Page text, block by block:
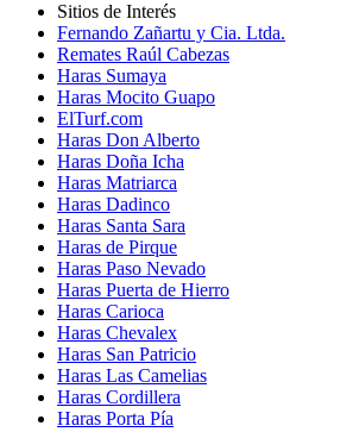
Sitios de Interés
Fernando Zañartu y Cia. Ltda.
Remates Raúl Cabezas
Haras Sumaya
Haras Mocito Guapo
ElTurf.com
Haras Don Alberto
Haras Doña Icha
Haras Matriarca
Haras Dadinco
Haras Santa Sara
Haras de Pirque
Haras Paso Nevado
Haras Puerta de Hierro
Haras Carioca
Haras Chevalex
Haras San Patricio
Haras Las Camelias
Haras Cordillera
Haras Porta Pía